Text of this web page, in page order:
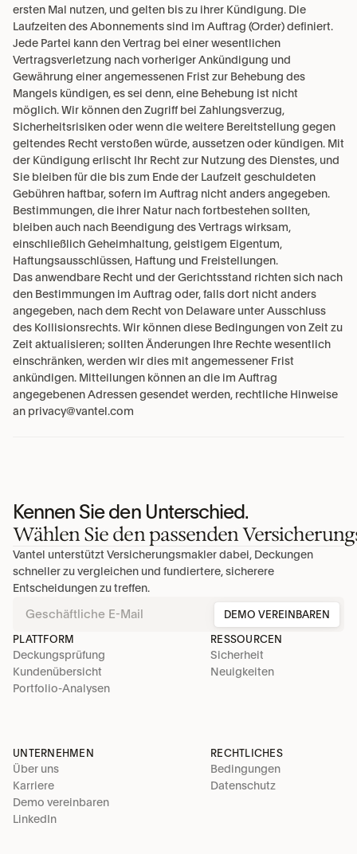
ersten Mal nutzen, und gelten bis zu ihrer Kündigung. Die
Laufzeiten des Abonnements sind im Auftrag (Order) definiert.
Jede Partei kann den Vertrag bei einer wesentlichen
Vertragsverletzung nach vorheriger Ankündigung und
Gewährung einer angemessenen Frist zur Behebung des
Mangels kündigen, es sei denn, eine Behebung ist nicht
möglich. Wir können den Zugriff bei Zahlungsverzug,
Sicherheitsrisiken oder wenn die weitere Bereitstellung gegen
geltendes Recht verstoßen würde, aussetzen oder kündigen. Mit
der Kündigung erlischt Ihr Recht zur Nutzung des Dienstes, und
Sie bleiben für die bis zum Ende der Laufzeit geschuldeten
Gebühren haftbar, sofern im Auftrag nicht anders angegeben.
Bestimmungen, die ihrer Natur nach fortbestehen sollten,
bleiben auch nach Beendigung des Vertrags wirksam,
einschließlich Geheimhaltung, geistigem Eigentum,
Haftungsausschlüssen, Haftung und Freistellungen.
Das anwendbare Recht und der Gerichtsstand richten sich nach
den Bestimmungen im Auftrag oder, falls dort nicht anders
angegeben, nach dem Recht von Delaware unter Ausschluss
des Kollisionsrechts. Wir können diese Bedingungen von Zeit zu
Zeit aktualisieren; sollten Änderungen Ihre Rechte wesentlich
einschränken, werden wir dies mit angemessener Frist
ankündigen. Mitteilungen können an die im Auftrag
angegebenen Adressen gesendet werden, rechtliche Hinweise
an privacy@vantel.com
Kennen Sie den Unterschied.
Wählen Sie den passenden
Vantel unterstützt Versicherungsmakler dabei, Deckungen
schneller zu vergleichen und fundiertere, sicherere
Entscheidungen zu treffen.
DEMO VEREINBAREN
PLATTFORM
Deckungsprüfung
Kundenübersicht
Portfolio-Analysen
RESSOURCEN
Sicherheit
Neuigkeiten
UNTERNEHMEN
Über uns
Karriere
Demo vereinbaren
LinkedIn
RECHTLICHES
Bedingungen
Datenschutz